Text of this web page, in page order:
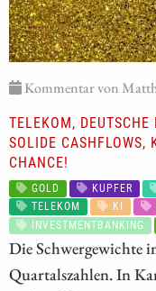
Kommentar von
TELEKOM,
SOLIDE CASHFLOWS,
CHANCE!
GOLD KUPFER
TELEKOM
KI
INVESTMENTBANKING
Die Schwergewichte
Quartalszahlen. In